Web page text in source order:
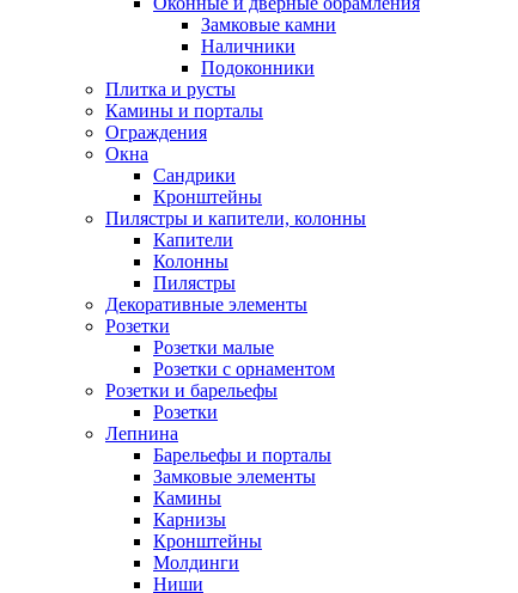
Замковые камни
Наличники
Подоконники
Плитка и русты
Камины и порталы
Ограждения
Окна
Сандрики
Кронштейны
Пилястры и капители, колонны
Капители
Колонны
Пилястры
Декоративные элементы
Розетки
Розетки малые
Розетки с орнаментом
Розетки и барельефы
Розетки
Лепнина
Барельефы и порталы
Замковые элементы
Камины
Карнизы
Кронштейны
Молдинги
Ниши